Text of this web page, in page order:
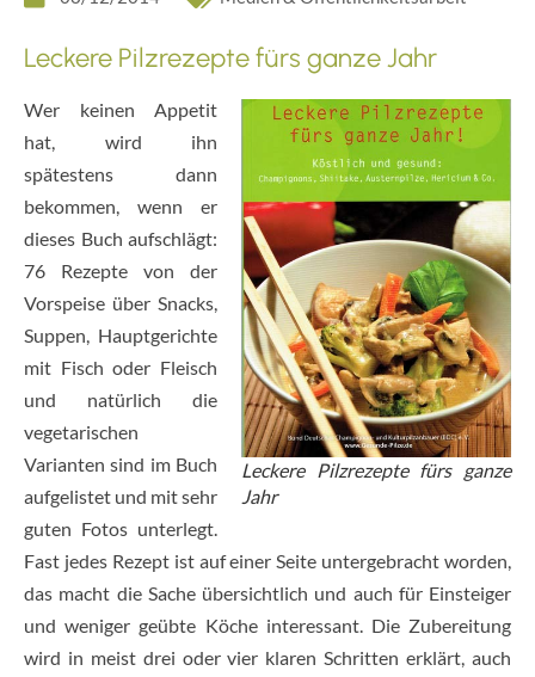
Leckere Pilzrezepte fürs ganze Jahr
Leckere Pilzrezepte fürs ganze
Jahr
Wer keinen Appetit
hat, wird ihn
spätestens dann
bekommen, wenn er
dieses Buch aufschlägt:
76 Rezepte von der
Vorspeise über Snacks,
Suppen, Hauptgerichte
mit Fisch oder Fleisch
und natürlich die
vegetarischen
Varianten sind im Buch
aufgelistet und mit sehr
guten Fotos unterlegt.
Fast jedes Rezept ist auf einer Seite untergebracht worden,
das macht die Sache übersichtlich und auch für Einsteiger
und weniger geübte Köche interessant. Die Zubereitung
wird in meist drei oder vier klaren Schritten erklärt, auch